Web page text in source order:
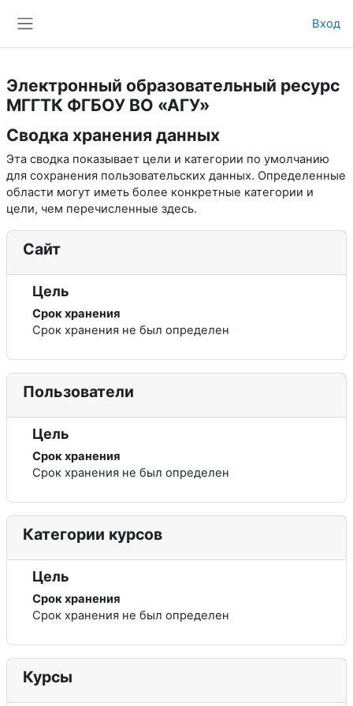
Вход
Электронный образовательный ресурс
МГГТК ФГБОУ ВО «АГУ»
Сводка хранения данных
Эта сводка показывает цели и категории по умолчанию
для сохранения пользовательских данных. Определенные
области могут иметь более конкретные категории и
цели, чем перечисленные здесь.
Сайт
Цель
Срок хранения
Срок хранения не был определен
Пользователи
Цель
Срок хранения
Срок хранения не был определен
Категории курсов
Цель
Срок хранения
Срок хранения не был определен
Курсы